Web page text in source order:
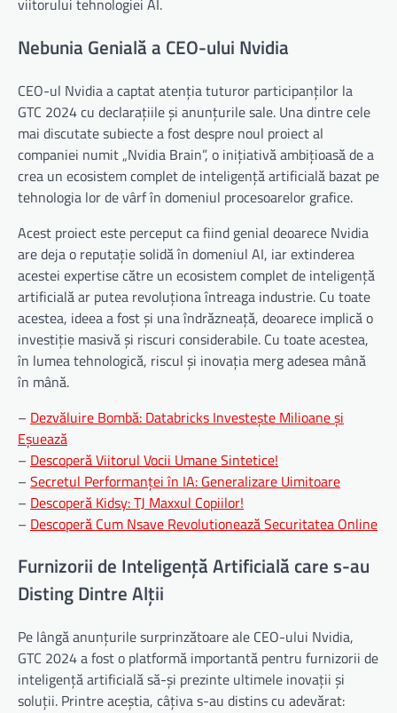
viitorului tehnologiei AI.
Nebunia Genială a CEO-ului Nvidia
CEO-ul Nvidia a captat atenția tuturor participanților la
GTC 2024 cu declarațiile și anunțurile sale. Una dintre cele
mai discutate subiecte a fost despre noul proiect al
companiei numit „Nvidia Brain”, o inițiativă ambițioasă de a
crea un ecosistem complet de inteligență artificială bazat pe
tehnologia lor de vârf în domeniul procesoarelor grafice.
Acest proiect este perceput ca fiind genial deoarece Nvidia
are deja o reputație solidă în domeniul AI, iar extinderea
acestei expertise către un ecosistem complet de inteligență
artificială ar putea revoluționa întreaga industrie. Cu toate
acestea, ideea a fost și una îndrăzneață, deoarece implică o
investiție masivă și riscuri considerabile. Cu toate acestea,
în lumea tehnologică, riscul și inovația merg adesea mână
în mână.
– Dezvăluire Bombă: Databricks Investește Milioane și
Eșuează
– Descoperă Viitorul Vocii Umane Sintetice!
– Secretul Performanței în IA: Generalizare Uimitoare
– Descoperă Kidsy: TJ Maxxul Copiilor!
– Descoperă Cum Nsave Revolutionează Securitatea Online
Furnizorii de Inteligență Artificială care s-au
Disting Dintre Alții
Pe lângă anunțurile surprinzătoare ale CEO-ului Nvidia,
GTC 2024 a fost o platformă importantă pentru furnizorii de
inteligență artificială să-și prezinte ultimele inovații și
soluții. Printre aceștia, câțiva s-au distins cu adevărat: